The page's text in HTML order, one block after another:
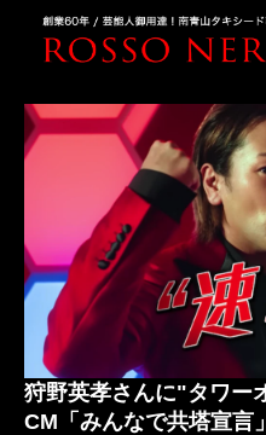
TUXEDO
狩野英孝さんに"タワー
CM「みんなで共塔宣言